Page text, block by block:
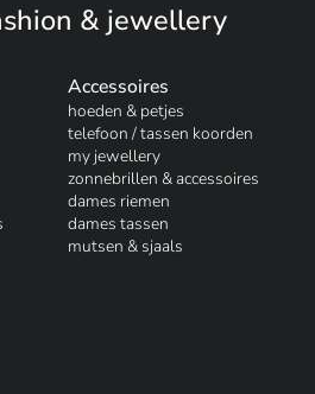
& jewellery
Accessoires
hoeden & petjes
telefoon / tassen koorden
my jewellery
zonnebrillen & accessoires
dames riemen
dames tassen
mutsen & sjaals